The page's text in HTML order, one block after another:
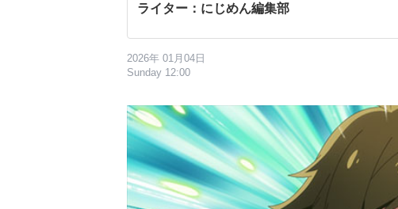
ライター：にじめん編集部
2026年 01月04日
Sunday 12:00